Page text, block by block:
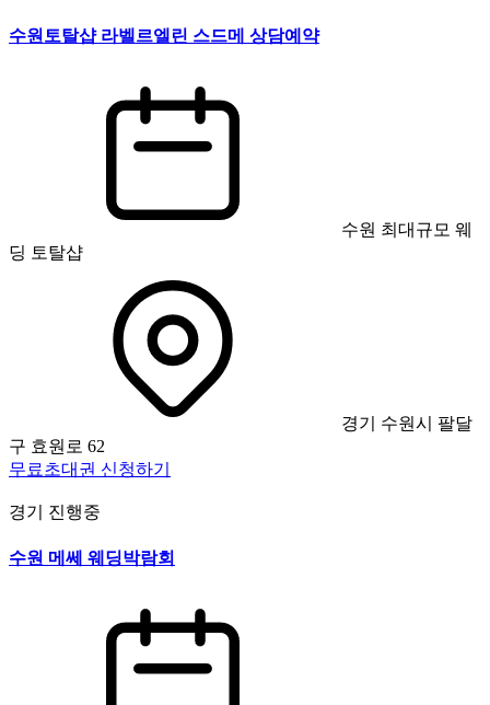
수원토탈샵 라벨르엘린 스드메 상담예약
수원 최대규모 웨
딩 토탈샵
경기 수원시 팔달
구 효원로 62
무료초대권 신청하기
경기 진행중
수원 메쎄 웨딩박람회